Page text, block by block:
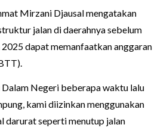
Mirzani Djausal mengatakan
jalan di daerahnya sebelum
dapat memanfaatkan anggaran
Negeri beberapa waktu lalu
kami diizinkan menggunakan
darurat seperti menutup jalan